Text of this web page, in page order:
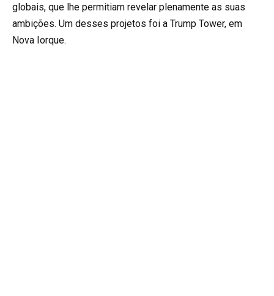
globais, que lhe permitiam revelar plenamente as suas
ambições. Um desses projetos foi a Trump Tower, em
Nova Iorque.